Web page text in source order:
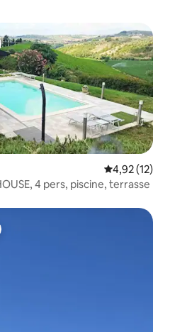
Évaluation
4,92 (12)
4 pers, piscine, terrasse